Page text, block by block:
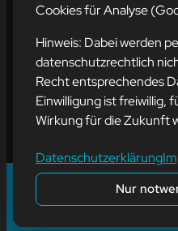
2024 mission-
Cookies für Analyse
Hinweis: Dabei werden
datenschutzrechtlich
Recht entsprechendes
Einwilligung ist freiwillig,
Wirkung für die Zukunft
Datenschutzerklärung
Nur